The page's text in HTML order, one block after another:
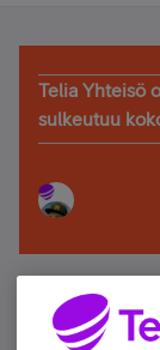
Telia Yhteisö
sulkeutuu
Älä jää